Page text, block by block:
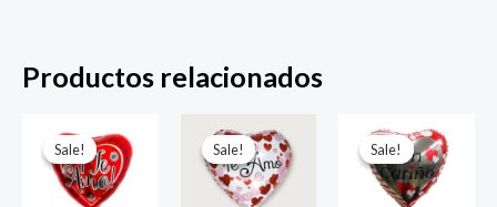
Productos relacionados
Sale!
Sale!precio
original
era:
Sale!
Sale!precio
original
era:
Sale!
Sale!precio
original
era: